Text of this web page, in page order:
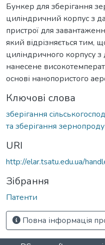
Бункер для зберігання
циліндричний корпус з
пристрої для
який відрізняється тим,
циліндричного корпусу
нанесене
основі нанопористого
Ключові слова
зберігання
та зберігання
URI
http://elar.tsatu.edu.ua/
Зібрання
Патенти
Повна інформація